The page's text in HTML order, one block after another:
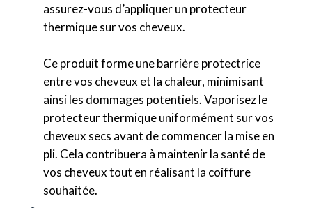
assurez-vous d’appliquer un protecteur
thermique sur vos cheveux.
Ce produit forme une barrière protectrice
entre vos cheveux et la chaleur, minimisant
ainsi les dommages potentiels. Vaporisez le
protecteur thermique uniformément sur vos
cheveux secs avant de commencer la mise en
pli. Cela contribuera à maintenir la santé de
vos cheveux tout en réalisant la coiffure
souhaitée.